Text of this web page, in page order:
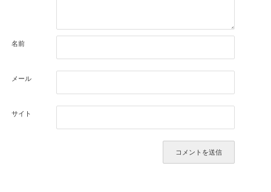
名前
メール
サイト